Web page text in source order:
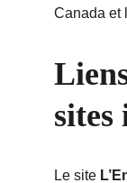
Canada et
sites
Le site